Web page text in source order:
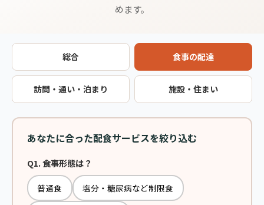
めます。
総合 食事の配達
訪問・通い・泊まり 施設・住まい
あなたに合った配食サービスを絞り込む
Q1. 食事形態は？
普通食 塩分・糖尿病など制限食